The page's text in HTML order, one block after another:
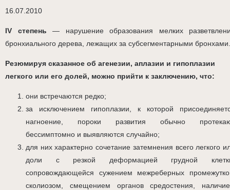
16.07.2010
IV степень — нарушение образования мелких
бронхиального дерева, лежащих за субсегментарными бронхами.
Резюмируя сказанное об агенезии, аплазии и гипоплазии
легкого или его долей, можно прийти к заключению, что:
они встречаются редко;
за исключением гипоплазии, к которой
нагноение, пороки развития обычно
бессимптомно и выявляются случайно;
для них характерно сочетание затемнения всего легкого
доли с резкой деформацией грудной
сопровождающейся сужением межреберных
сколиозом, смещением органов средостения,